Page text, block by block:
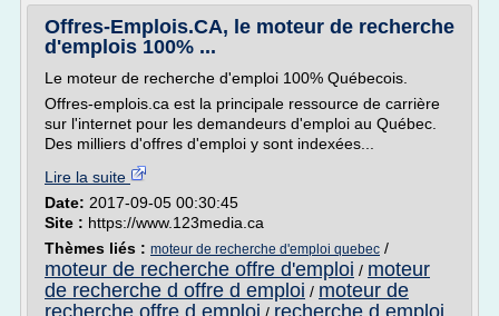
Offres-Emplois.CA, le moteur de recherche
d'emplois 100% ...
Le moteur de recherche d'emploi 100% Québecois.
Offres-emplois.ca est la principale ressource de carrière
sur l'internet pour les demandeurs d'emploi au Québec.
Des milliers d'offres d'emploi y sont indexées...
Lire la suite
Date: 2017-09-05 00:30:45
Site : https://www.123media.ca
Thèmes liés : moteur de recherche d'emploi quebec /
moteur de recherche offre d'emploi / moteur
de recherche d offre d emploi / moteur de
recherche offre d emploi
recherche d emploi